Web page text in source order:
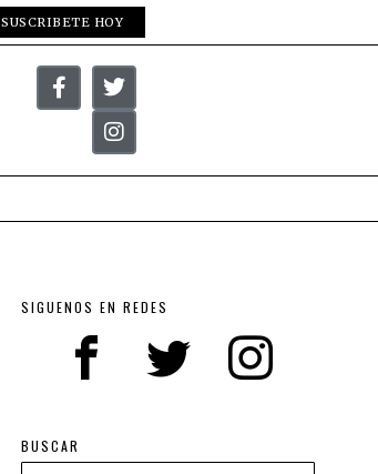
SUSCRIBETE HOY
SIGUENOS EN REDES
BUSCAR